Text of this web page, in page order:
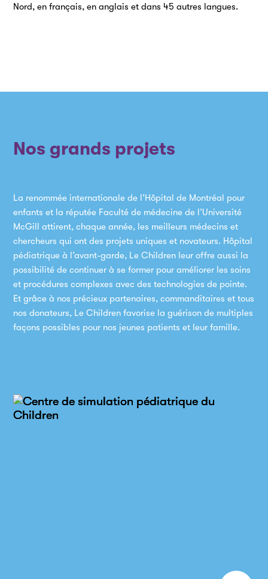
Nord, en français, en anglais et dans 45 autres langues.
Nos grands projets
La renommée internationale de l’Hôpital de Montréal pour
enfants et la réputée Faculté de médecine de l’Université
McGill attirent, chaque année, les meilleurs médecins et
chercheurs qui ont des projets uniques et novateurs. Hôpital
pédiatrique à l’avant-garde, Le Children leur offre aussi la
possibilité de continuer à se former pour améliorer les soins
et procédures complexes avec des technologies de pointe.
Et grâce à nos précieux partenaires, commanditaires et tous
nos donateurs, Le Children favorise la guérison de multiples
façons possibles pour nos jeunes patients et leur famille.